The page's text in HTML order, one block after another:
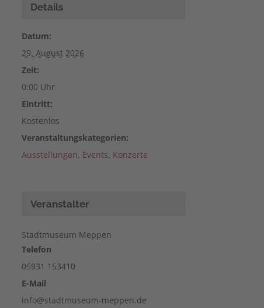
Details
Datum:
29. August 2026
Zeit:
0:00 Uhr
Eintritt:
Kostenlos
Veranstaltungskategorien:
Ausstellungen, Events, Konzerte
Veranstalter
Stadtmuseum Meppen
Telefon
05931 153410
E-Mail
info@stadtmuseum-meppen.de